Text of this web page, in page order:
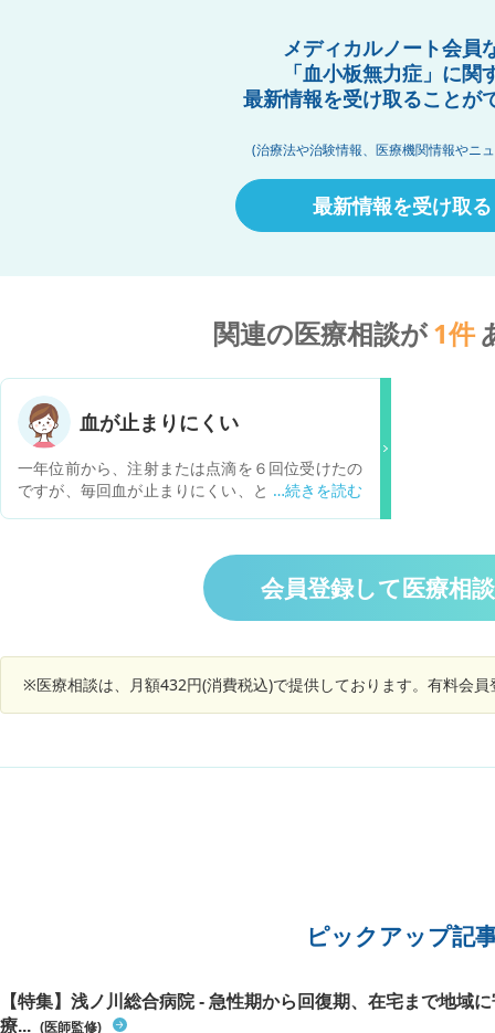
メディカルノート会員
「血小板無力症」に関
最新情報を受け取ることが
(治療法や治験情報、医療機関情報やニ
最新情報を受け取る
関連の医療相談が1件
血が止まりにくい
一年位前から、注射または点滴を６回位受けたの
ですが、毎回血が止まりにくい、と言われます。
は何が考えられるでしょうか？ 半年位前の血液検
査では血小板数が少なかったですが、医師の方に
は特に何も言われませんでした。 改善する方法
や、もし受診が必要であれば何科に行けばいいの
会員登録して医療相
※医療相談は、月額432円(消費税込)で提供しております。有料会
ピックアップ記
【特集】浅ノ川総合病院 - 急性期から回復期、在宅まで地域
療... (医師監修)